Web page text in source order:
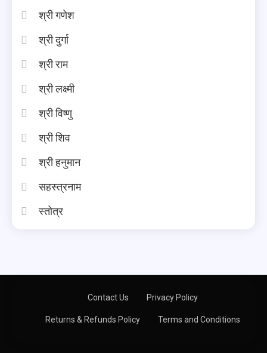
श्री गणेश
श्री दुर्गा
श्री राम
श्री लक्ष्मी
श्री विष्णु
श्री शिव
श्री हनुमान
सहस्त्रनाम
स्तोत्र
Contact Us Privacy Policy
Returns & Refunds Policy Terms and Conditions